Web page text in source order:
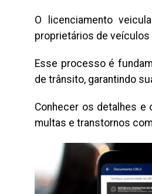
O licenciamento
proprietários de veículos
Esse processo é
de trânsito, garantindo
Conhecer os detalhes e
multas e transtornos